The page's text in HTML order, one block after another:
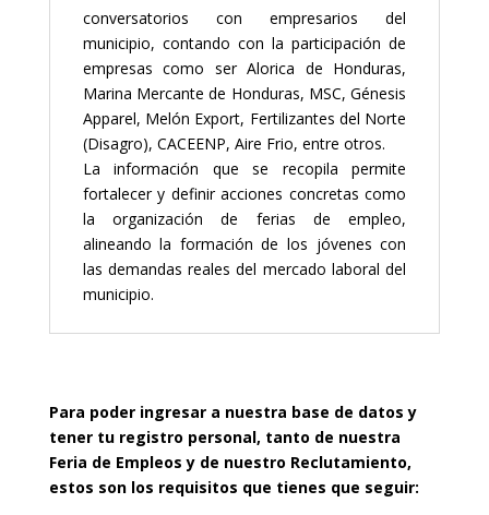
conversatorios con empresarios del
municipio, contando con la participación de
empresas como ser Alorica de Honduras,
Marina Mercante de Honduras, MSC, Génesis
Apparel, Melón Export, Fertilizantes del Norte
(Disagro), CACEENP, Aire Frio, entre otros.
La información que se recopila permite
fortalecer y definir acciones concretas como
la organización de ferias de empleo,
alineando la formación de los jóvenes con
las demandas reales del mercado laboral del
municipio.
Para poder ingresar a nuestra base de datos y
tener tu registro personal, tanto de nuestra
Feria de Empleos y de nuestro Reclutamiento,
estos son los requisitos que tienes que seguir: